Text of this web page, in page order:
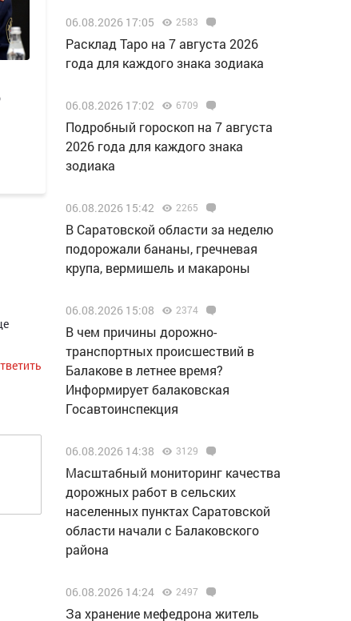
06.08.2026 17:05 2583
Расклад Таро на 7 августа 2026
года для каждого знака зодиака
06.08.2026 17:02 6709
Подробный гороскоп на 7 августа
2026 года для каждого знака
зодиака
06.08.2026 15:42 2265
В Саратовской области за неделю
подорожали бананы, гречневая
крупа, вермишель и макароны
06.08.2026 15:08 2374
В чем причины дорожно-
транспортных происшествий в
Балакове в летнее время?
Информирует балаковская
Госавтоинспекция
06.08.2026 14:38 3129
Масштабный мониторинг качества
дорожных работ в сельских
населенных пунктах Саратовской
области начали с Балаковского
района
06.08.2026 14:24 2497
За хранение мефедрона житель